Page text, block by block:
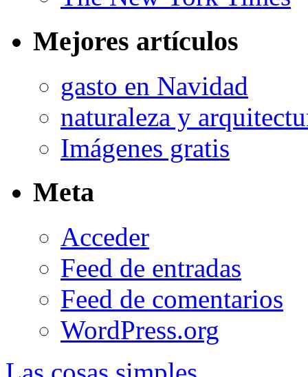
Mejores artículos
gasto en Navidad
naturaleza y
Imágenes gratis
Meta
Acceder
Feed de entradas
Feed de comentarios
WordPress.org